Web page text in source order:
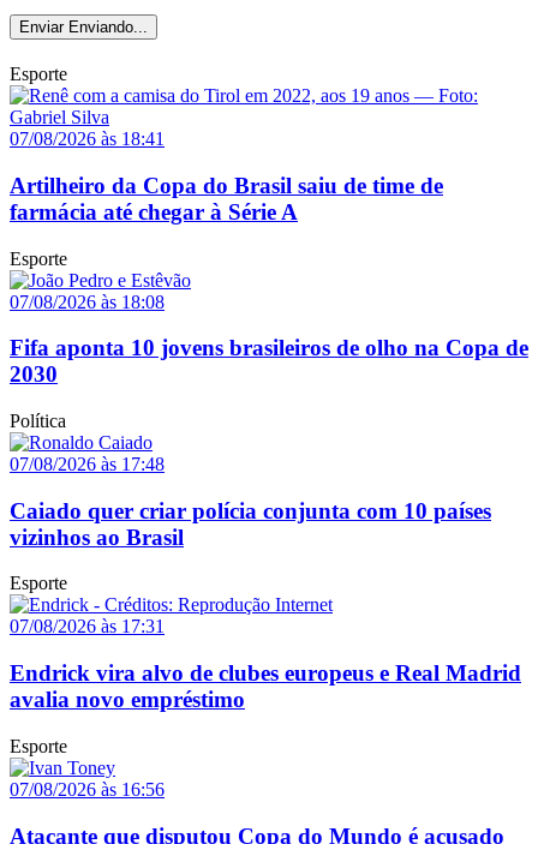
Enviar Enviando...
Esporte
07/08/2026 às 18:41
Artilheiro da Copa do Brasil saiu de time de
farmácia até chegar à Série A
Esporte
07/08/2026 às 18:08
Fifa aponta 10 jovens brasileiros de olho na Copa de
2030
Política
07/08/2026 às 17:48
Caiado quer criar polícia conjunta com 10 países
vizinhos ao Brasil
Esporte
07/08/2026 às 17:31
Endrick vira alvo de clubes europeus e Real Madrid
avalia novo empréstimo
Esporte
07/08/2026 às 16:56
Atacante que disputou Copa do Mundo é acusado